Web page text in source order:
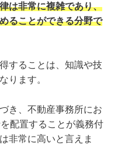
は非常に複雑であり、
ることができる分野で
することは、知識や技
ります。
き、不動産事務所にお
配置することが義務付
非常に高いと言えま